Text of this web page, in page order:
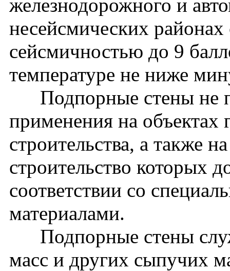
железнодорожного и
несейсмических районах
сейсмичностью до 9
температуре не ниже
Подпорные стены не
применения на объектах
строительства, а также
строительство которых
соответствии со
материалами.
Подпорные стены
масс и других сыпучих